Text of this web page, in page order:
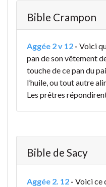
Bible Crampon
Aggée 2 v 12 - Voici
pan de son vêtement
touche de ce pan du
l’huile, ou tout autre
Les prêtres
Bible de Sacy
Aggée 2. 12 - Voici ce